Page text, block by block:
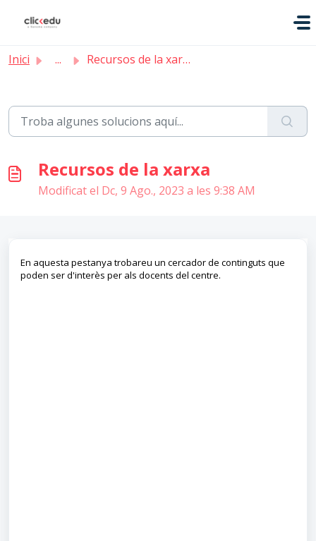
Inici ... Recursos de la xarxa
Recursos de la xarxa
Modificat el Dc, 9 Ago., 2023 a les 9:38 AM
En aquesta pestanya trobareu un cercador de continguts que
poden ser d'interès per als docents del centre.